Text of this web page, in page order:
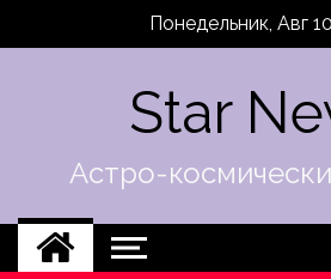
Понедельник, Авг
Star
Астро-